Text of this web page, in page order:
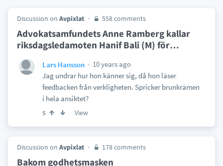
Discussion on Avpixlat 558 comments
Advokatsamfundets Anne Ramberg kallar
riksdagsledamoten Hanif Bali (M) för…
Lars Hansson
10 years ago
Jag undrar hur hon känner sig, då hon läser
feedbacken från verkligheten. Spricker brunkrämen
i hela ansiktet?
5 View
Discussion on Avpixlat 178 comments
Bakom godhetsmasken